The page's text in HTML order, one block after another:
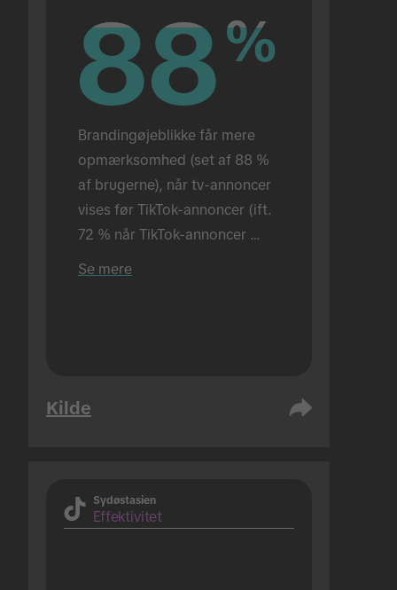
88%
88%
Brandingøjeblikke får mere
opmærksomhed (set af 88 %
af brugerne), når tv-annoncer
vises før TikTok-annoncer (ift.
72 % når TikTok-annoncer
Se mere
Kilde
Sydøstasien
Effektivitet